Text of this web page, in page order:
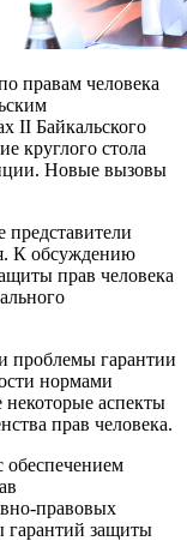
правам человека
II Байкальского
круглого стола
Новые вызовы
представители
К обсуждению
прав человека
проблемы гарантии
нормами
некоторые аспекты
прав человека.
обеспечением
правовых
гарантий защиты